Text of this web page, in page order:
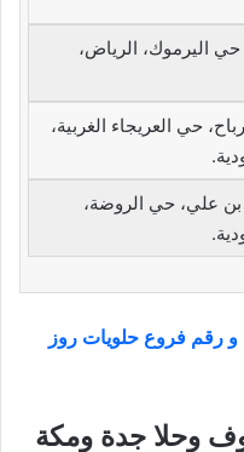
اليرموك، الرياض،
حي العريجاء الغربية،
علي، حي الروضة،
رقم فروع حلويات روز
وحلا جدة ومكة